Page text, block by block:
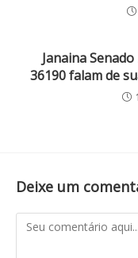
Janaina
36190 falam de
Deixe um